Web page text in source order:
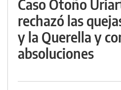
Caso Otoño
rechazó las
y la Querella y
absoluciones